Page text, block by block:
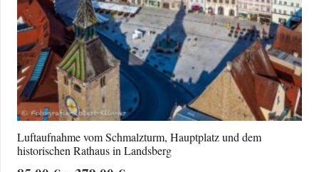
Optionen
können
auf
der
Produktseite
gewählt
werden
Luftaufnahme vom Schmalzturm, Hauptplatz und dem
historischen Rathaus in Landsberg